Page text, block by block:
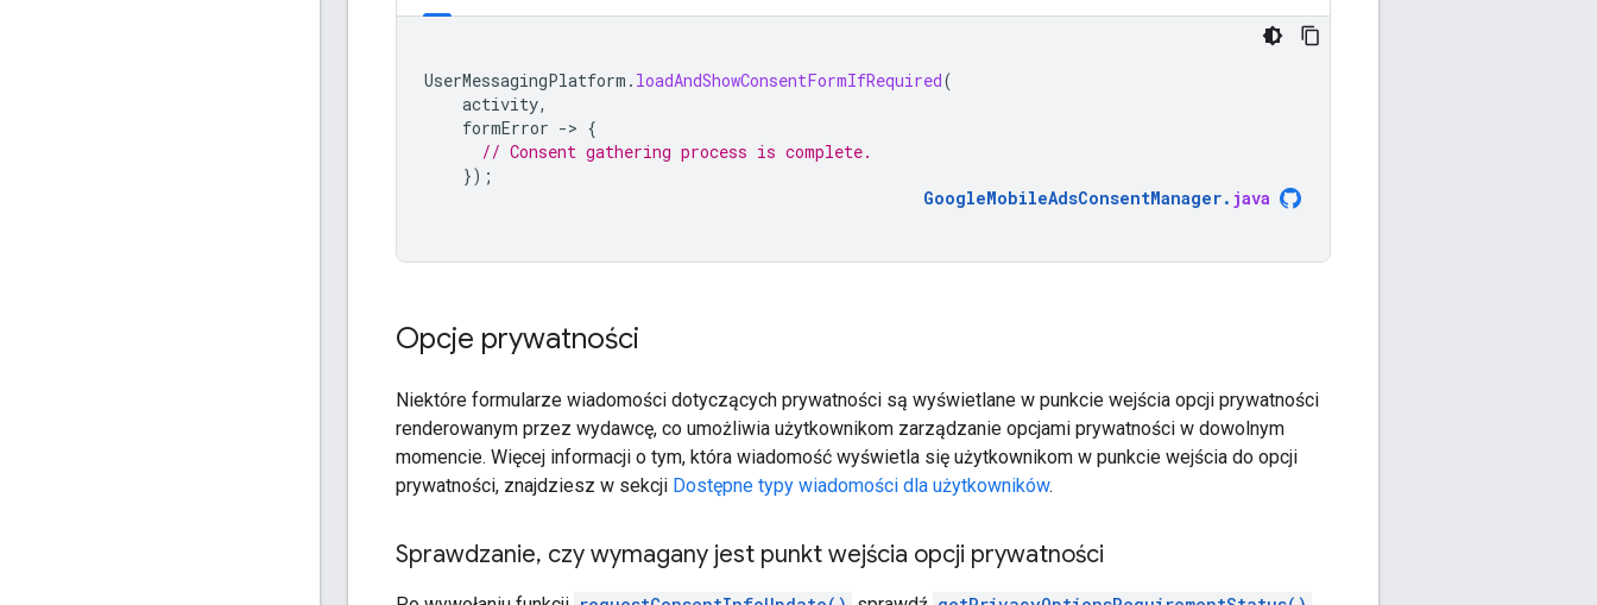
UserMessagingPlatform . loadAndShowConsentFormIfRequired(
activity,
formError -> {
// Consent gathering process is complete.
});
GoogleMobileAdsConsentManager. java
Opcje prywatności
Niektóre formularze wiadomości dotyczących prywatności są wyświetlane w punkcie wejścia opcji prywatności
renderowanym przez wydawcę, co umożliwia użytkownikom zarządzanie opcjami prywatności w dowolnym
momencie. Więcej informacji o tym, która wiadomość wyświetla się użytkownikom w punkcie wejścia do opcji
prywatności, znajdziesz w sekcji Dostępne typy wiadomości dla użytkowników.
Sprawdzanie, czy wymagany jest punkt wejścia opcji prywatności